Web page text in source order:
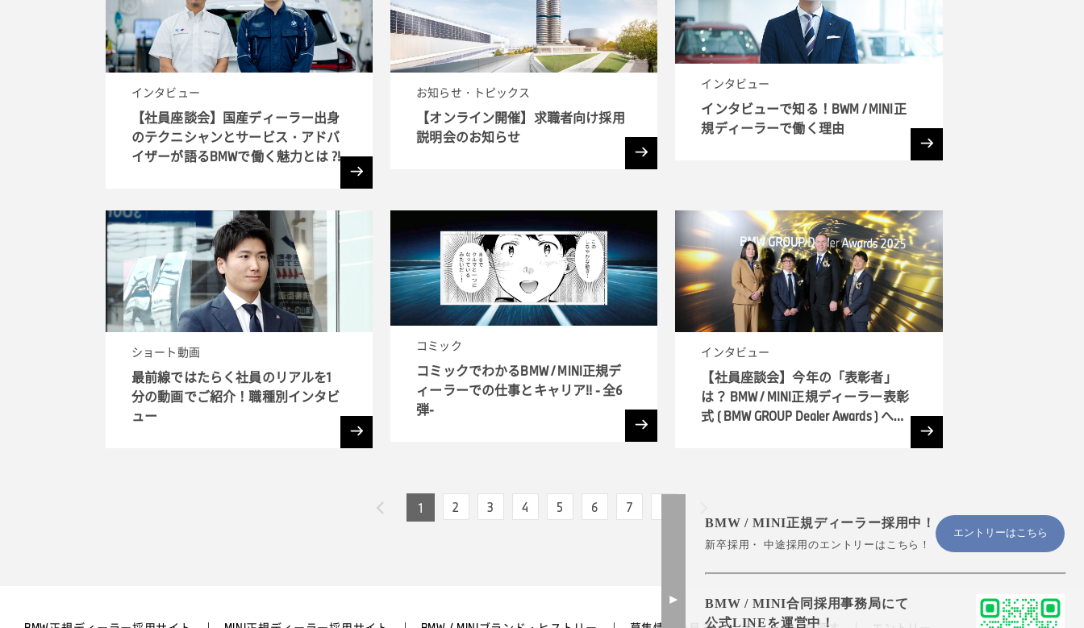
インタビュー
【社員座談会】国産ディーラー出身
のテクニシャンとサービス・アドバ
イザーが語るBMWで働く魅力とは ?!
お知らせ・トピックス
【オンライン開催】求職者向け採用
説明会のお知らせ
インタビュー
インタビューで知る！BWM / MINI正
規ディーラーで働く理由
ショート動画
最前線ではたらく社員のリアルを1
分の動画でご紹介！職種別インタビ
ュー
コミック
コミックでわかるBMW / MINI正規デ
ィーラーでの仕事とキャリア!! - 全6
弾-
インタビュー
【社員座談会】今年の「表彰者」
は？ BMW / MINI正規ディーラー表彰
式 ( BMW GROUP Dealer Awards ) へ潜
1 2 3 4 5 6 7
エントリーはこちら
BMW / MINI正規ディーラー採用中！
新卒採用・ 中途採用のエントリーはこちら！
BMW / MINI合同採用事務局にて
公式LINEを運営中！